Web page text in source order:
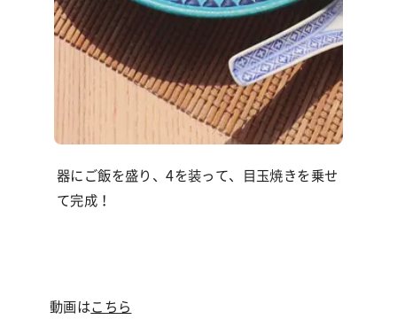
器にご飯を盛り、4を装って、目玉焼きを乗せ
て完成！
動画はこちら